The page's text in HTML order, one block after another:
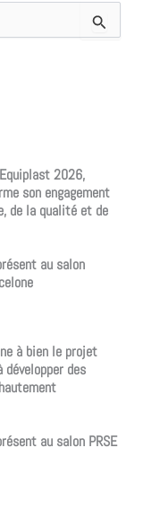
2026,
son engagement
de la qualité et de
au salon
à bien le projet
développer des
au salon PRSE